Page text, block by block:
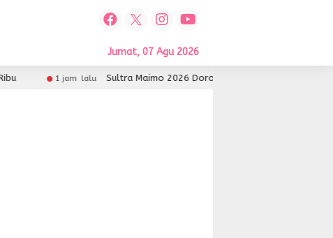
Jumat, 07 Agu 2026
1 jam lalu Sultra Maimo 2026 Dorong UMKM Sultra Lebih Inovatif